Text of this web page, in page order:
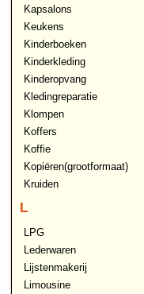
Kapsalons
Keukens
Kinderboeken
Kinderkleding
Kinderopvang
Kledingreparatie
Klompen
Koffers
Koffie
Kopiëren(grootformaat)
Kruiden
L
LPG
Lederwaren
Lijstenmakerij
Limousine